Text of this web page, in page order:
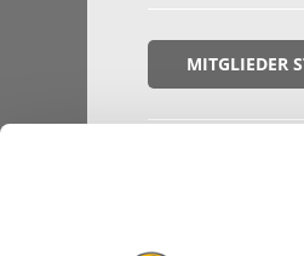
MITGLIEDER